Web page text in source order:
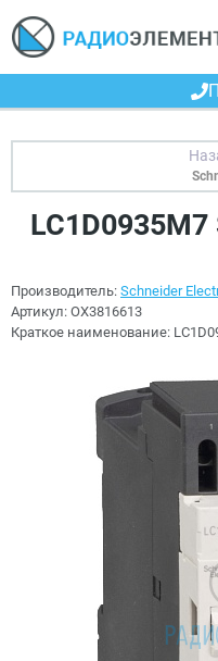
Производитель: Schneider
Артикул: OX3816613
Краткое наименование: